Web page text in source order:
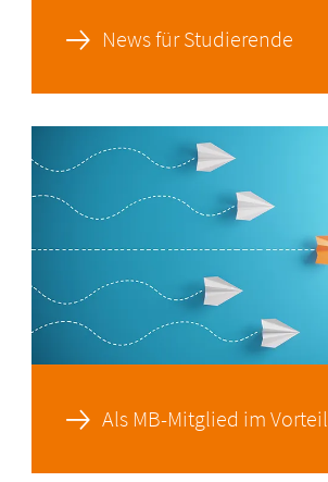
News für Studierende
Als MB-Mitglied im Vorteil